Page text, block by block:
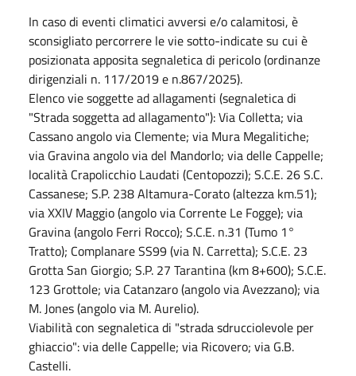
In caso di eventi climatici avversi e/o calamitosi, è
sconsigliato percorrere le vie sotto-indicate su cui è
posizionata apposita segnaletica di pericolo (ordinanze
dirigenziali n. 117/2019 e n.867/2025).
Elenco vie soggette ad allagamenti (segnaletica di
"Strada soggetta ad allagamento"): Via Colletta; via
Cassano angolo via Clemente; via Mura Megalitiche;
via Gravina angolo via del Mandorlo; via delle Cappelle;
località Crapolicchio Laudati (Centopozzi); S.C.E. 26 S.C.
Cassanese; S.P. 238 Altamura-Corato (altezza km.51);
via XXIV Maggio (angolo via Corrente Le Fogge); via
Gravina (angolo Ferri Rocco); S.C.E. n.31 (Tumo 1°
Tratto); Complanare SS99 (via N. Carretta); S.C.E. 23
Grotta San Giorgio; S.P. 27 Tarantina (km 8+600); S.C.E.
123 Grottole; via Catanzaro (angolo via Avezzano); via
M. Jones (angolo via M. Aurelio).
Viabilità con segnaletica di "strada sdrucciolevole per
ghiaccio": via delle Cappelle; via Ricovero; via G.B.
Castelli.